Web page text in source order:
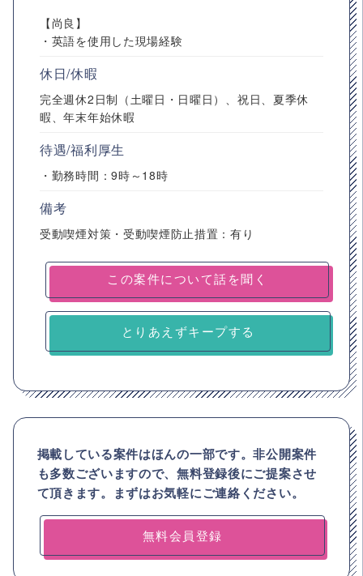
【尚良】
・英語を使用した現場経験
休日/休暇
完全週休2日制（土曜日・日曜日）、祝日、夏季休
暇、年末年始休暇
待遇/福利厚生
・勤務時間：9時～18時
備考
受動喫煙対策・受動喫煙防止措置：有り
とりあえずキープする
掲載している案件はほんの一部です。非公開案件
も多数ございますので、無料登録後にご提案させ
て頂きます。まずはお気軽にご連絡ください。
無料会員登録